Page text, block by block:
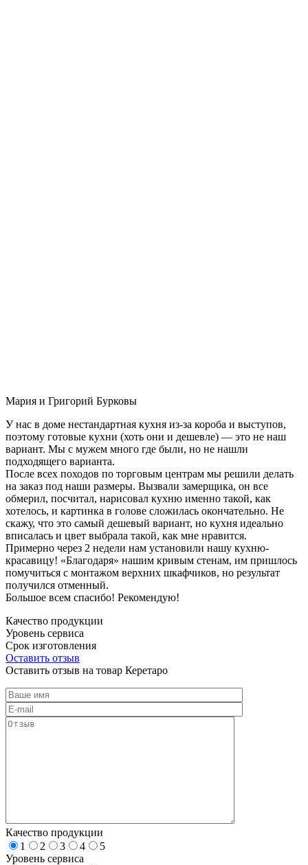
Мария и Григорий Бурковы
У нас в доме нестандартная кухня из-за короба и выступов,
поэтому готовые кухни (хоть они и дешевле) — это не наш
вариант. Мы с мужем много где были, но не нашли
подходящего варианта.
После всех походов по торговым центрам мы решили делать
на заказ под наши размеры. Вызвали замерщика, он все
обмерил, посчитал, нарисовал кухню именно такой, как
хотелось, и картинка в голове сложилась окончательно. Не
скажу, что это самый дешевый вариант, но кухня идеально
вписалась и цвет выбрала такой, как мне нравится.
Примерно через 2 недели нам установили нашу кухню-
красавицу! «Благодаря» нашим кривым стенам, им пришлось
помучиться с монтажом верхних шкафчиков, но результат
получился отменный.
Большое всем спасибо! Рекомендую!
Качество продукции
Уровень сервиса
Срок изготовления
Оставить отзыв
Оставить отзыв на товар Керетаро
Качество продукции
1
2 3 4
5
Уровень сервиса